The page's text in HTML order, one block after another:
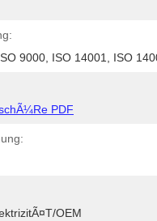
9000, ISO 14001, ISO
PDF
OEM